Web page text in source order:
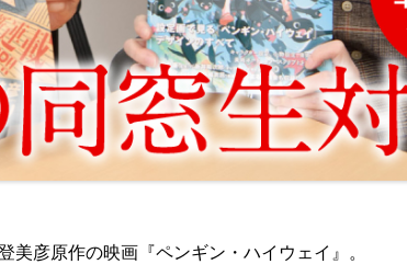
美彦原作の映画『ペンギン・ハイウェイ』。